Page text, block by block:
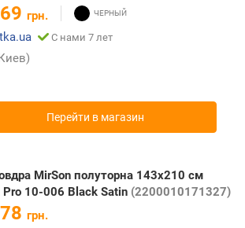
грн.
С нами 7 лет
Перейти в магазин
MirSon полуторна 143x210 см
Pro 10-006 Black Satin (2200010171327)
грн.